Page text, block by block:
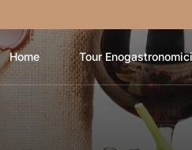
Home Tour Enogastronomici